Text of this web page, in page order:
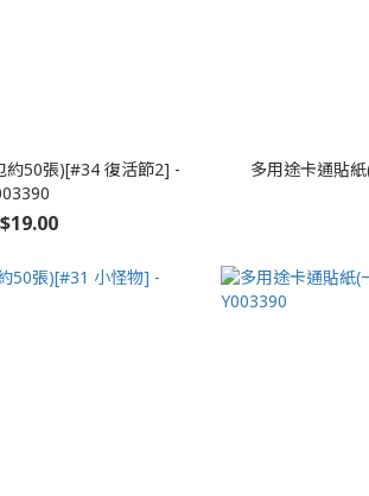
約50張)[#34 復活節2] -
多用途卡通貼